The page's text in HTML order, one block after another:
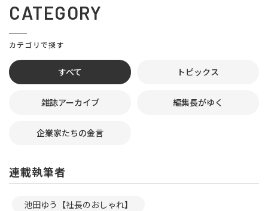
CATEGORY
カテゴリで探す
すべて トピックス
雑誌アーカイブ 編集長がゆく
企業家たちの金言
連載執筆者
池田ゆう【社長のおしゃれ】